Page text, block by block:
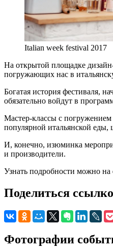
Italian week festival 2017
На открытой площадке
погружающих нас в
Богатая история фестиваля,
обязательно войдут в
Мастер-классы с
популярной итальянской еды,
И, конечно, изюминка
и производители.
Узнать подробности можно на
Поделиться
Фотографии